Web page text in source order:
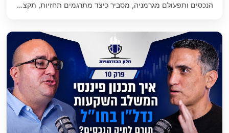
הנכסים ותפעולם מגרמניה, מסביר כיצד מתרגמים תחזיות, תקצ…